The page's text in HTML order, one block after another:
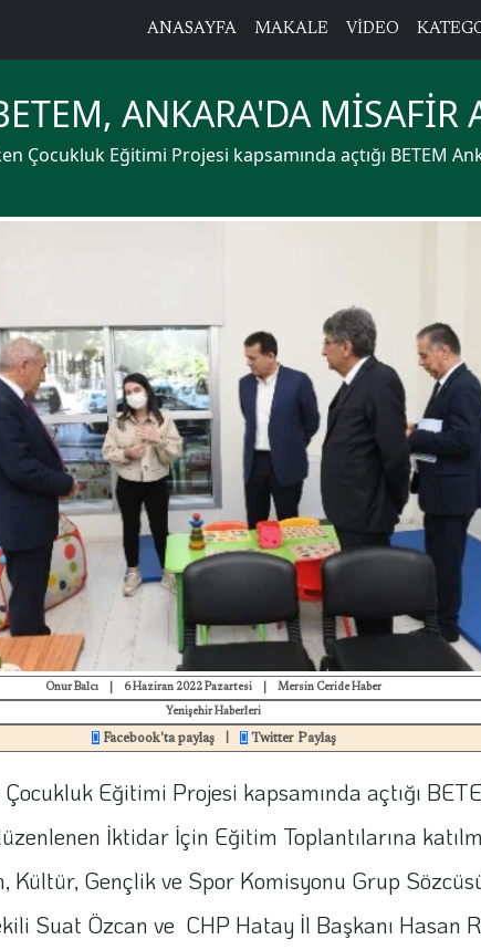
ANASAYFA MAKALE VİDEO
ANKARA'DA MİSAFİR
Çocukluk Eğitimi Projesi kapsamında açtığı BETEM
Onur Balcı 6 Haziran 2022 Pazartesi Mersin Ceride Haber
Yenişehir Haberleri
Facebook'ta paylaş Twitter Paylaş
Eğitimi Projesi kapsamında açtığı
İktidar İçin Eğitim Toplantılarına
Gençlik ve Spor Komisyonu Grup Sözcüsü
Suat Özcan ve CHP Hatay İl Başkanı Hasan